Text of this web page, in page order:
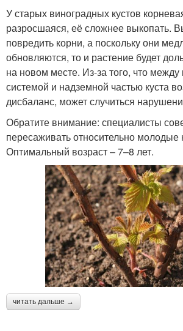
У старых виноградных кустов
разросшаяся, её сложнее выкопать.
повредить корни, а поскольку они
обновляются, то и растение будет
на новом месте. Из-за того, что между
системой и надземной частью куста
дисбаланс, может случиться
Обратите внимание: специалисты
пересаживать относительно молодые
Оптимальный возраст – 7–8 лет.
читать дальше →